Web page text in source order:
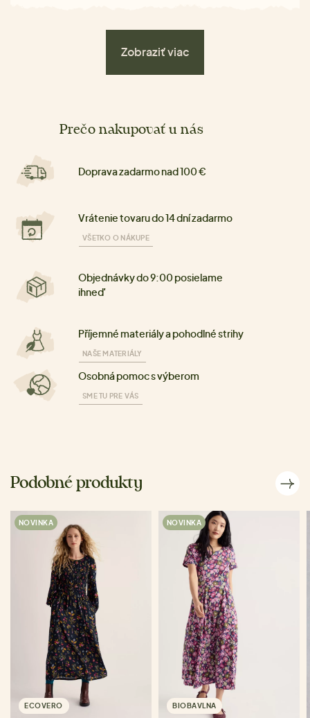
Zobraziť viac
Prečo nakupovať u nás
Doprava zadarmo nad 100 €
Vrátenie tovaru do 14 dní zadarmo
VŠETKO O NÁKUPE
Objednávky do 9:00 posielame
ihneď
Příjemné materiály a pohodlné strihy
NAŠE MATERIÁLY
Osobná pomoc s výberom
SME TU PRE VÁS
Podobné produkty
NOVINKA
ECOVERO
NOVINKA
BIOBAVLNA